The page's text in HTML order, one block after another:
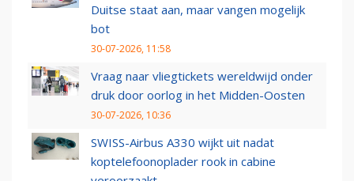
Duitse staat aan, maar vangen mogelijk
bot
30-07-2026, 11:58
Vraag naar vliegtickets wereldwijd onder
druk door oorlog in het Midden-Oosten
30-07-2026, 10:36
SWISS-Airbus A330 wijkt uit nadat
koptelefoonoplader rook in cabine